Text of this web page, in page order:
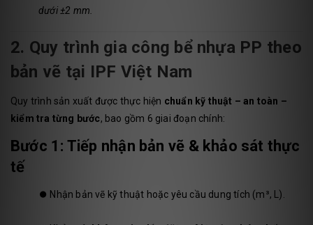
dưới ±2 mm.
2. Quy trình gia công bể nhựa PP theo
bản vẽ tại IPF Việt Nam
Quy trình sản xuất được thực hiện chuẩn kỹ thuật – an toàn –
kiểm tra từng bước, bao gồm 6 giai đoạn chính:
Bước 1: Tiếp nhận bản vẽ & khảo sát thực
tế
⏺️ Nhận bản vẽ kỹ thuật hoặc yêu cầu dung tích (m³, L).